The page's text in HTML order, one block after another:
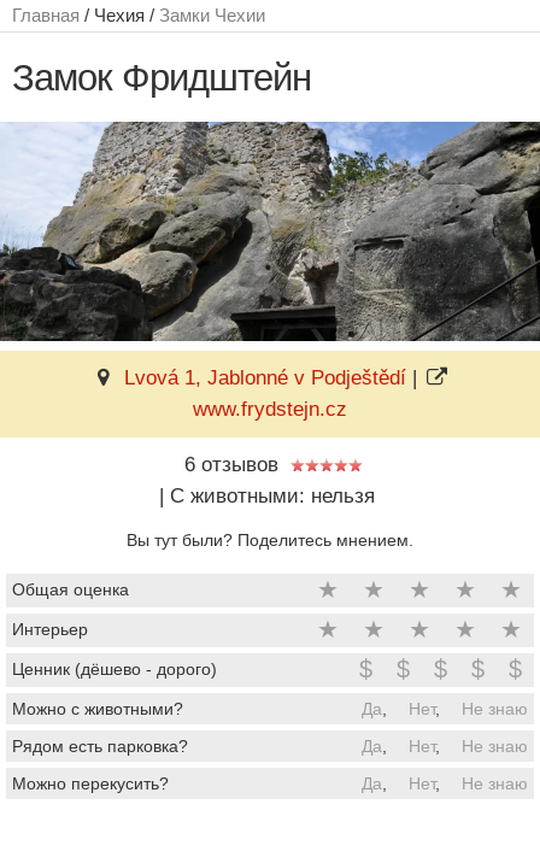
Главная / Чехия / Замки Чехии
Замок Фридштейн
Lvová 1, Jablonné v Podještědí|
www.frydstejn.cz
6 отзывов
| C животными: нельзя
Вы тут были? Поделитесь мнением.
Общая оценка ★ ★ ★ ★ ★
Интерьер ★ ★ ★ ★ ★
Ценник (дёшево - дорого) $ $ $ $ $
Можно с животными? Да Нет,
Не знаю
Рядом есть парковка?
Да Нет,
Не знаю
Можно перекусить?
Да Нет, Не знаю